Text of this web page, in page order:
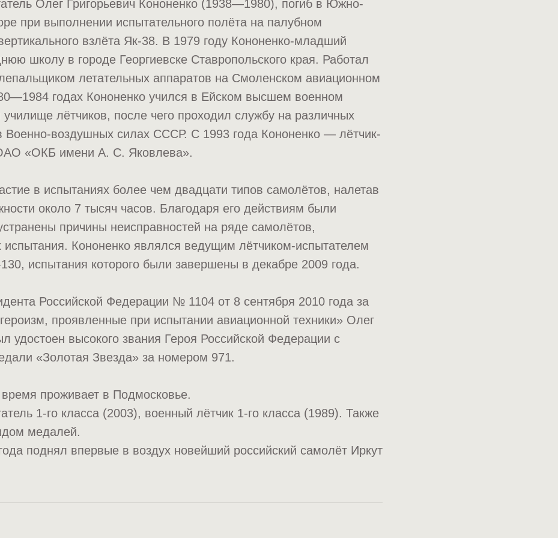
Олег Григорьевич Кононенко (1938—1980), погиб в Южно-
при выполнении испытательного полёта на палубном
взлёта Як-38. В 1979 году Кононенко-младший
школу в городе Георгиевске Ставропольского края. Работал
летательных аппаратов на Смоленском авиационном
годах Кононенко учился в Ейском высшем военном
лётчиков, после чего проходил службу на различных
Военно-воздушных силах СССР. С 1993 года Кононенко — лётчик-
«ОКБ имени А. С. Яковлева».
в испытаниях более чем двадцати типов самолётов, налетав
около 7 тысяч часов. Благодаря его действиям были
причины неисправностей на ряде самолётов,
испытания. Кононенко являлся ведущим лётчиком-испытателем
испытания которого были завершены в декабре 2009 года.
Российской Федерации № 1104 от 8 сентября 2010 года за
проявленные при испытании авиационной техники» Олег
удостоен высокого звания Героя Российской Федерации с
«Золотая Звезда» за номером 971.
проживает в Подмосковье.
1-го класса (2003), военный лётчик 1-го класса (1989). Также
медалей.
поднял впервые в воздух новейший российский самолёт Иркут